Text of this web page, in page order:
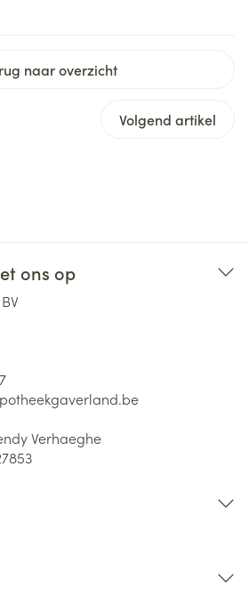
naar overzicht
Volgend artikel
ons op
Verhaeghe